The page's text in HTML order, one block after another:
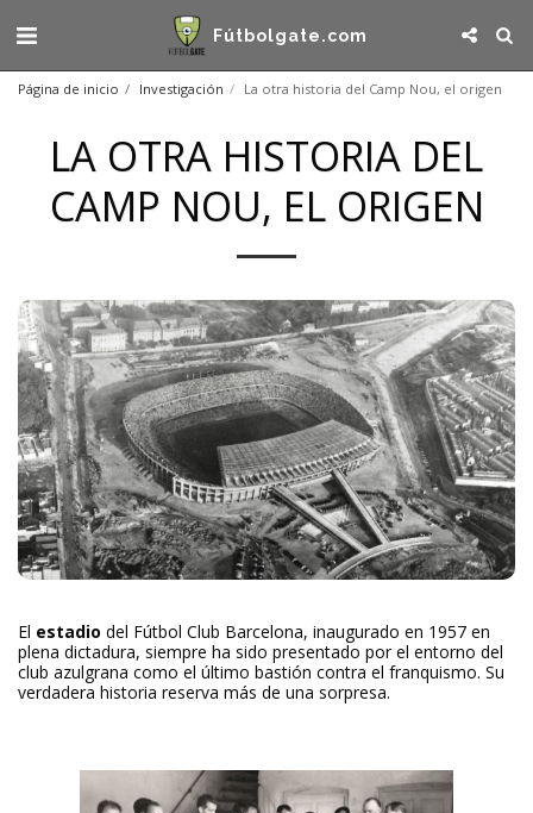
Fútbolgate.com
Página de inicio Investigación La otra historia del Camp Nou, el origen
LA OTRA HISTORIA DEL
CAMP NOU, EL ORIGEN
El estadio del Fútbol Club Barcelona, inaugurado en 1957 en
plena dictadura, siempre ha sido presentado por el entorno del
club azulgrana como el último bastión contra el franquismo. Su
verdadera historia reserva más de una sorpresa.